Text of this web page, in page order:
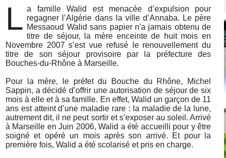
L a famille Walid est menacée d’expulsion pour
regagner l’Algérie dans la ville d’Annaba. Le père
Messaoud Walid sans papier n'a jamais obtenu de
titre de séjour, la mère enceinte de huit mois en
Novembre 2007 s’est vue refusé le renouvellement du
titre de son séjour provisoire par la préfecture des
Bouches-du-Rhône à Marseille.
Pour la mère, le préfet du Bouche du Rhône, Michel
Sappin, a décidé d’offrir une autorisation de séjour de six
mois à elle et à sa famille. En effet, Walid un garçon de 11
ans est atteint d’une maladie rare : la maladie de la lune,
autrement dit, il ne peut sortir et s’exposer au soleil. Arrivé
à Marseille en Juin 2006, Walid a été accueilli pour y être
soigné et opéré un mois après son arrivé. Et pour la
première fois, Walid a été scolarisé et pris en charge.